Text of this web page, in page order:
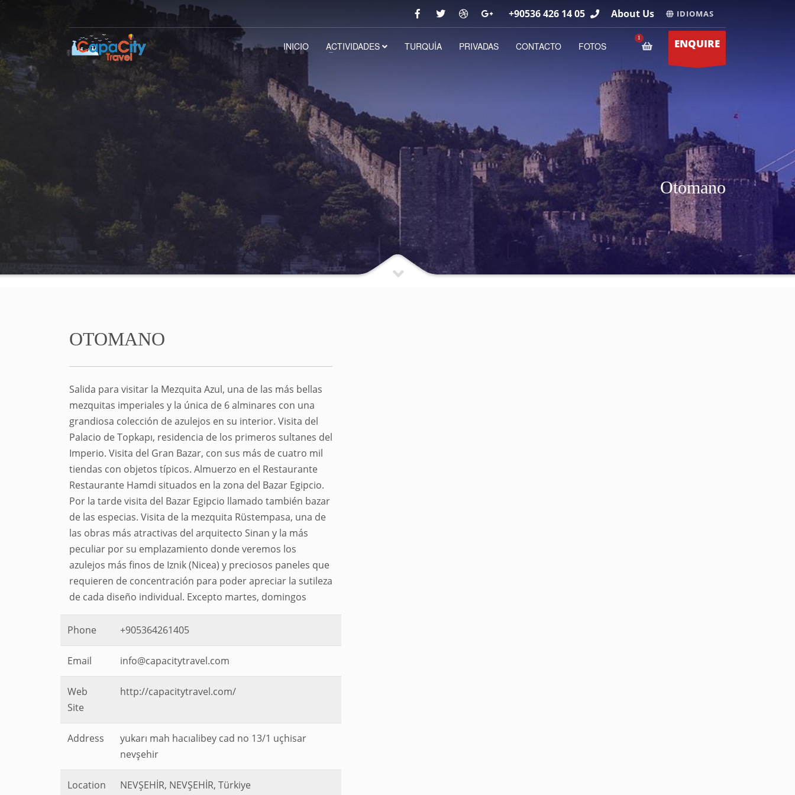
+90536 426 14 05 About Us IDIOMAS
INICIO ACTIVIDADES TURQUİA PRIVADAS CONTACTO FOTOS ENQUIRE
Otomano
OTOMANO
Salida para visitar la Mezquita Azul, una de las más bellas
mezquitas imperiales y la única de 6 alminares con una
grandiosa colección de azulejos en su interior. Visita del
Palacio de Topkapı, residencia de los primeros sultanes del
Imperio. Visita del Gran Bazar, con sus más de cuatro mil
tiendas con objetos típicos. Almuerzo en el Restaurante
Restaurante Hamdi situados en la zona del Bazar Egipcio.
Por la tarde visita del Bazar Egipcio llamado también bazar
de las especias. Visita de la mezquita Rüstempasa, una de
las obras más atractivas del arquitecto Sinan y la más
peculiar por su emplazamiento donde veremos los
azulejos más finos de Iznik (Nicea) y preciosos paneles que
requieren de concentración para poder apreciar la sutileza
de cada diseño individual. Excepto martes, domingos
Phone +905364261405
Email info@capacitytravel.com
Web
Site
http://capacitytravel.com/
Address
yukarı mah hacıalibey cad no 13/1 uçhisar
nevşehir
Location NEVŞEHİR, NEVŞEHİR, Türkiye